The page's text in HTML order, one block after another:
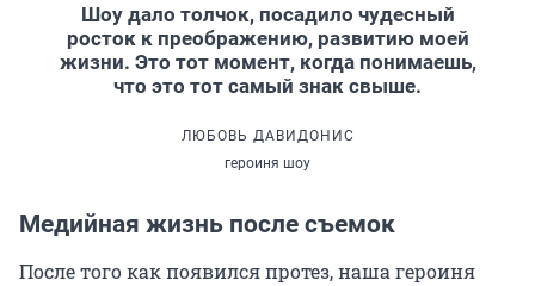
Шоу дало толчок, посадило чудесный
росток к преображению, развитию моей
жизни. Это тот момент, когда понимаешь,
что это тот самый знак свыше.
ЛЮБОВЬ ДАВИДОНИС
героиня шоу
Медийная жизнь после съемок
После того как появился протез, наша героиня